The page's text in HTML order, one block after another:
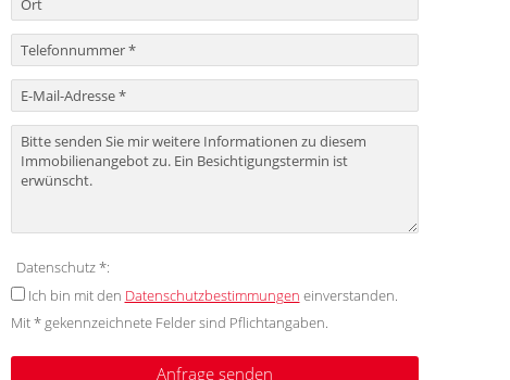
Datenschutz *:
Ich bin mit den Datenschutzbestimmungen einverstanden.
Mit * gekennzeichnete Felder sind Pflichtangaben.